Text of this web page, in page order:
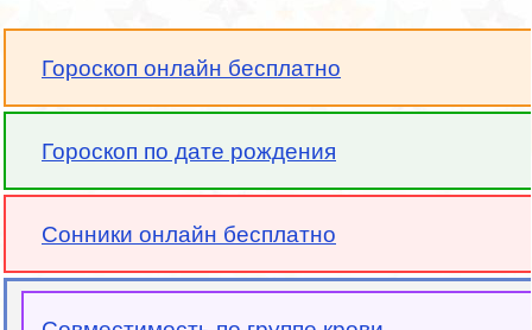
Гороскоп онлайн бесплатно
Гороскоп по дате рождения
Сонники онлайн бесплатно